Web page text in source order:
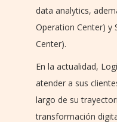
data analytics,
Operation Center) y
Center).
En la actualidad,
atender a sus
largo de su
transformación